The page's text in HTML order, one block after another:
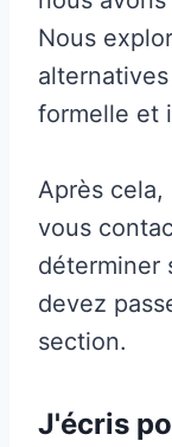
Nous
formelle et
Après
vous
déterminer
devez
section.
J'écris